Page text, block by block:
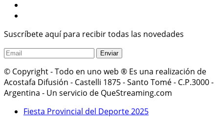
Suscríbete aquí para recibir todas las novedades
© Copyright - Todo en uno web ® Es una realización de
Acostafa Difusión - Castelli 1875 - Santo Tomé - C.P.3000 -
Argentina - Un servicio de QueStreaming.com
Fiesta Provincial del Deporte 2025